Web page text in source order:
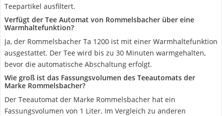
Teepartikel ausfiltert.
Verfügt der Tee Automat von Rommelsbacher über eine
Warmhaltefunktion?
Ja, der Rommelsbacher Ta 1200 ist mit einer Warmhaltefunktion
ausgestattet. Der Tee wird bis zu 30 Minuten warmgehalten,
bevor die automatische Abschaltung erfolgt.
Wie groß ist das Fassungsvolumen des Teeautomats der
Marke Rommelsbacher?
Der Teeautomat der Marke Rommelsbacher hat ein
Fassungsvolumen von 1 Liter. Im Vergleich zu anderen